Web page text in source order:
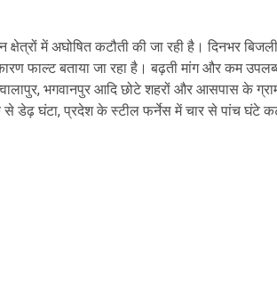
में अघोषित कटौती की जा रही है। दिनभर
फाल्ट बताया जा रहा है। बढ़ती मांग और कम
भगवानपुर आदि छोटे शहरों और आसपास के
डेढ़ घंटा, प्रदेश के स्टील फर्नेस में चार से पांच घंटे